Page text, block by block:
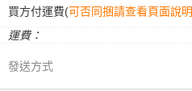
買方付運費(可否同捆請查看頁面說明
運費：
發送方式